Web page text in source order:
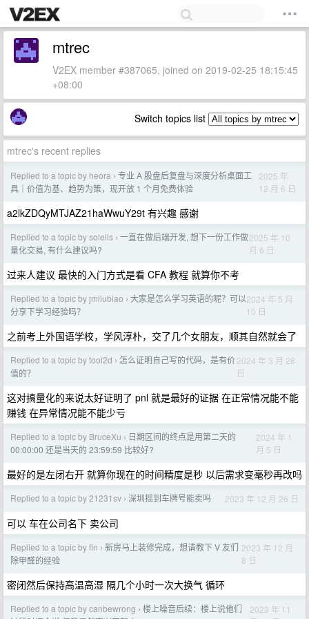
mtrec
V2EX member #387065, joined on 2019-02-25 18:15:45
+08:00
Switch topics list
mtrec's recent replies
Replied to a topic by heora › 专业 A 股盘后复盘与深度分析桌面工
具｜价值为基、趋势为策，现开放 1 个月免费体验
2025 年
12 月 6 日
a2lkZDQyMTJAZ21haWwuY29t 有兴趣 感谢
Replied to a topic by soleils › 一直在做后端开发, 想下一份工作做
量化交易, 有什么建议吗?
2025 年 10
月 6 日
过来人建议 最快的入门方式是看 CFA 教程 就算你不考
Replied to a topic by jmliubiao › 大家是怎么学习英语的呢？可以
分享下学习经验吗？
2024 年 5 月
10 日
之前考上外国语学校，学风淳朴，交了几个女朋友，顺其自然就会了
Replied to a topic by tool2d › 怎么证明自己写的代码，是有价
值的？
2024 年 3 月 28
日
这对搞量化的来说太好证明了 pnl 就是最好的证据 在正常情况能不能
赚钱 在异常情况能不能少亏
Replied to a topic by BruceXu › 日期区间的终点是用第二天的
00:00:00 还是当天的 23:59:59 比较好?
2024 年 1
月 5 日
最好的是左闭右开 就算你现在的时间精度是秒 以后需求变毫秒再改吗
Replied to a topic by 21231sv › 深圳摇到车牌号能卖吗 2023 年 12 月 26 日
可以 车在公司名下 卖公司
Replied to a topic by fln › 新房马上装修完成，想请教下 V 友们
除甲醛的经验
2023 年 12 月
8 日
密闭然后保持高温高湿 隔几个小时一次大换气 循环
Replied to a topic by canbewrong › 楼上噪音后续：楼上说他们
2023 年 11